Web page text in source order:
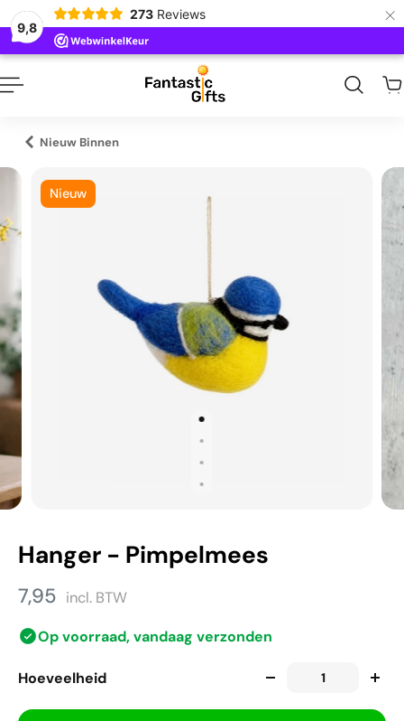
9,8
273 Reviews ×
inhoud
Nieuw Binnen
Nieuw
Hanger - Pimpelmees
7,95 incl. BTW
Op voorraad, vandaag verzonden
Hoeveelheid